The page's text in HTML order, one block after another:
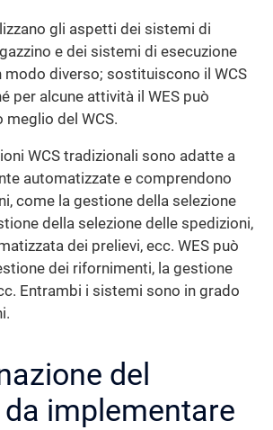
gli aspetti dei sistemi di
e dei sistemi di esecuzione
modo diverso; sostituiscono il WCS
per alcune attività il WES può
del WCS.
WCS tradizionali sono adatte a
automatizzate e comprendono
come la gestione della selezione
della selezione delle spedizioni,
dei prelievi, ecc. WES può
dei rifornimenti, la gestione
Entrambi i sistemi sono in grado
del
implementare